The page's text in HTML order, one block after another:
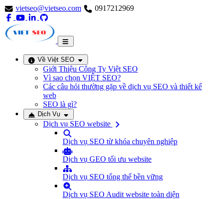
vietseo@vietseo.com 0917212969
Về Việt SEO
Giới Thiệu Công Ty Việt SEO
Vì sao chọn VIỆT SEO?
Các câu hỏi thường gặp về dịch vụ SEO và thiết kế
web
SEO là gì?
Dịch Vụ
Dịch vụ SEO website
Dịch vụ SEO từ khóa chuyên nghiệp
Dịch vụ GEO tối ưu website
Dịch vụ SEO tổng thể bền vững
Dịch vụ SEO Audit website toàn diện